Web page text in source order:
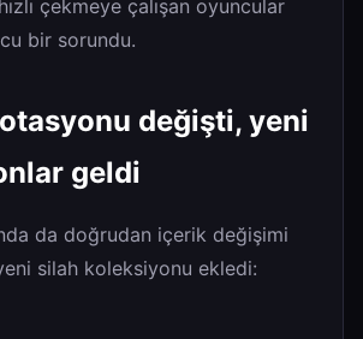
çekmeye çalışan oyuncular
bir sorundu.
değişti, yeni
geldi
da doğrudan içerik değişimi
silah koleksiyonu ekledi: